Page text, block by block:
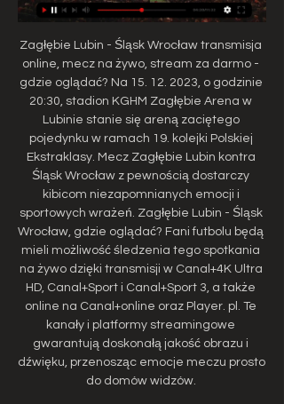
Zagłębie Lubin - Śląsk Wrocław transmisja
online, mecz na żywo, stream za darmo -
gdzie oglądać? Na 15. 12. 2023, o godzinie
20:30, stadion KGHM Zagłębie Arena w
Lubinie stanie się areną zaciętego
pojedynku w ramach 19. kolejki Polskiej
Ekstraklasy. Mecz Zagłębie Lubin kontra
Śląsk Wrocław z pewnością dostarczy
kibicom niezapomnianych emocji i
sportowych wrażeń. Zagłębie Lubin - Śląsk
Wrocław, gdzie oglądać? Fani futbolu będą
mieli możliwość śledzenia tego spotkania
na żywo dzięki transmisji w Canal+4K Ultra
HD, Canal+Sport i Canal+Sport 3, a także
online na Canal+online oraz Player. pl. Te
kanały i platformy streamingowe
gwarantują doskonałą jakość obrazu i
dźwięku, przenosząc emocje meczu prosto
do domów widzów.